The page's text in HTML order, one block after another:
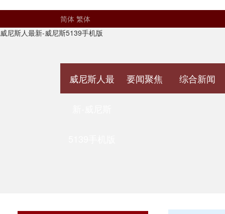
简体 繁体
威尼斯人最新-威尼斯5139手机版
威尼斯人最 要闻聚焦 综合新闻